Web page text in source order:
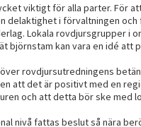
viktigt för alla parter. För
delaktighet i förvaltningen
Lokala rovdjursgrupper i
björnstam kan vara en idé att
rovdjursutredningens
att det är positivt med en
och att detta bör ske med
nivå fattas beslut så nära